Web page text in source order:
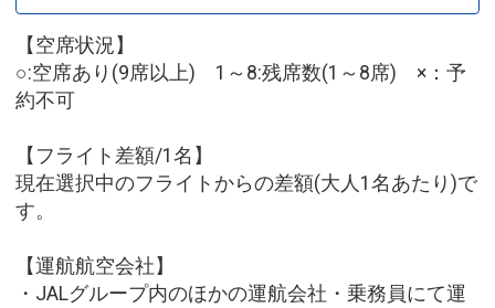
【空席状況】
○:空席あり(9席以上) 1～8:残席数(1～8席) ×：予
約不可
【フライト差額/1名】
現在選択中のフライトからの差額(大人1名あたり)で
す。
【運航航空会社】
・JALグループ内のほかの運航会社・乗務員にて運